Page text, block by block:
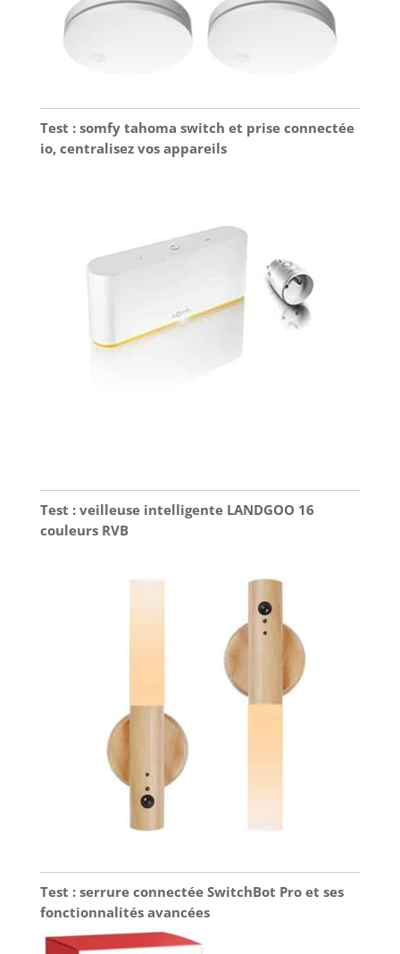
vis fournies pour le fixer au mur.
Test : somfy tahoma switch et prise connectée
io, centralisez vos appareils
Test : veilleuse intelligente LANDGOO 16
couleurs RVB
Test : serrure connectée SwitchBot Pro et ses
fonctionnalités avancées